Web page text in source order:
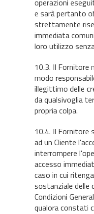
operazioni
e sarà pertanto
strettamente
immediata
loro utilizzo
10.3. Il Fornitore
modo
illegittimo delle
da qualsivoglia
propria colpa.
10.4. Il Fornitore
ad un Cliente
interrompere
accesso
caso in cui
sostanziale delle
Condizioni
qualora constati